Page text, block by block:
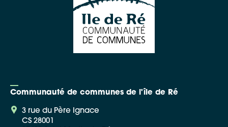
Communauté de communes de l'île de Ré
3 rue du Père Ignace
CS 28001